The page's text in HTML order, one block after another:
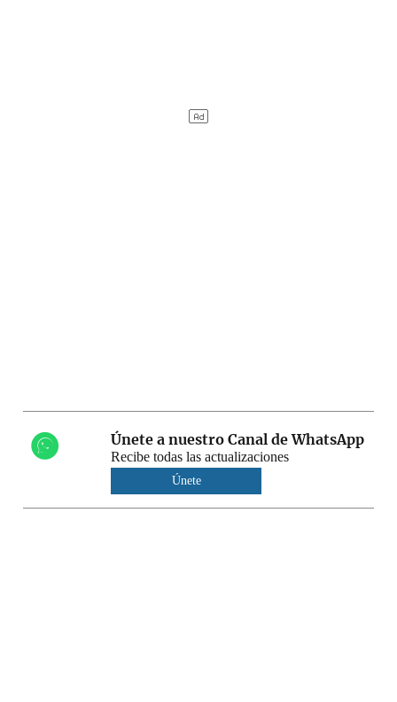
Únete a nuestro Canal de WhatsApp
Recibe todas las actualizaciones
Únete